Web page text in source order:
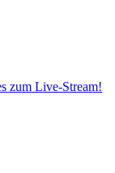
zum Live-Stream!